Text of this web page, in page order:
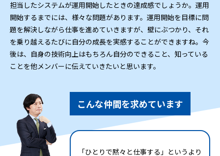
担当したシステムが運用開始したときの達成感でしょうか。運用
開始するまでには、様々な問題があります。運用開始を目標に問
題を解決しながら仕事を進めていきますが、壁にぶつかり、それ
を乗り越えるたびに自分の成長を実感することができますね。今
後は、自身の技術向上はもちろん自分のできること、知っている
ことを他メンバーに伝えていきたいと思います。
こんな仲間を求めています
「ひとりで黙々と仕事する」というより